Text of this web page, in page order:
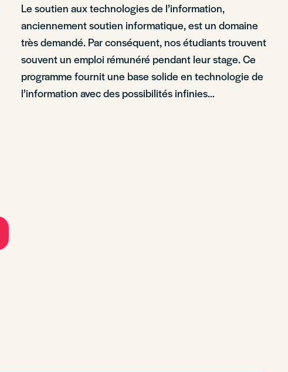
Le soutien aux technologies de l’information,
anciennement soutien informatique, est un domaine
très demandé. Par conséquent, nos étudiants trouvent
souvent un emploi rémunéré pendant leur stage. Ce
programme fournit une base solide en technologie de
l’information avec des possibilités infinies…